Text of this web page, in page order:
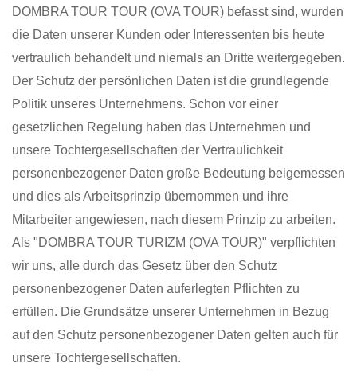
DOMBRA TOUR TOUR (OVA TOUR) befasst sind, wurden
die Daten unserer Kunden oder Interessenten bis heute
vertraulich behandelt und niemals an Dritte weitergegeben.
Der Schutz der persönlichen Daten ist die grundlegende
Politik unseres Unternehmens. Schon vor einer
gesetzlichen Regelung haben das Unternehmen und
unsere Tochtergesellschaften der Vertraulichkeit
personenbezogener Daten große Bedeutung beigemessen
und dies als Arbeitsprinzip übernommen und ihre
Mitarbeiter angewiesen, nach diesem Prinzip zu arbeiten.
Als "DOMBRA TOUR TURIZM (OVA TOUR)" verpflichten
wir uns, alle durch das Gesetz über den Schutz
personenbezogener Daten auferlegten Pflichten zu
erfüllen. Die Grundsätze unserer Unternehmen in Bezug
auf den Schutz personenbezogener Daten gelten auch für
unsere Tochtergesellschaften.